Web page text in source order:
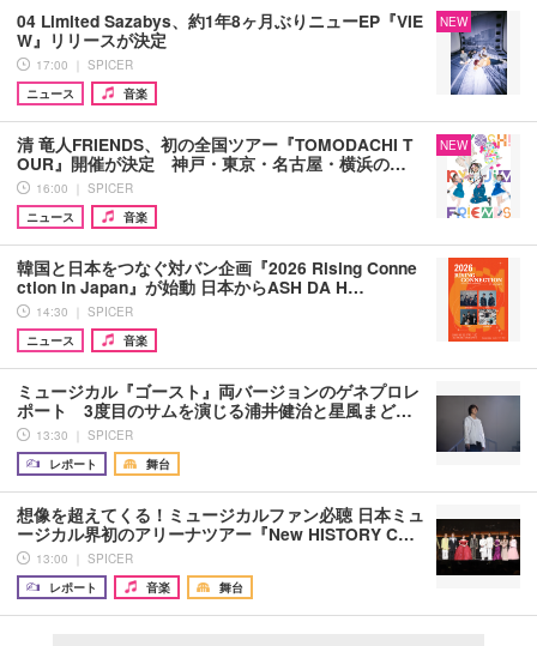
04 Limited Sazabys、約1年8ヶ月ぶりニューEP『VIE
W』リリースが決定
17:00 ｜ SPICER
ニュース
音楽
NEW
清 竜人FRIENDS、初の全国ツアー『TOMODACHI T
OUR』開催が決定 神戸・東京・名古屋・横浜の…
16:00 ｜ SPICER
ニュース
音楽
NEW
韓国と日本をつなぐ対バン企画『2026 Rising Conne
ction in Japan』が始動 日本からASH DA H…
14:30 ｜ SPICER
ニュース
音楽
ミュージカル『ゴースト』両バージョンのゲネプロレ
ポート 3度目のサムを演じる浦井健治と星風まど…
13:30 ｜ SPICER
レポート
舞台
想像を超えてくる！ミュージカルファン必聴 日本ミュ
ージカル界初のアリーナツアー『New HISTORY C…
13:00 ｜ SPICER
レポート
音楽 舞台